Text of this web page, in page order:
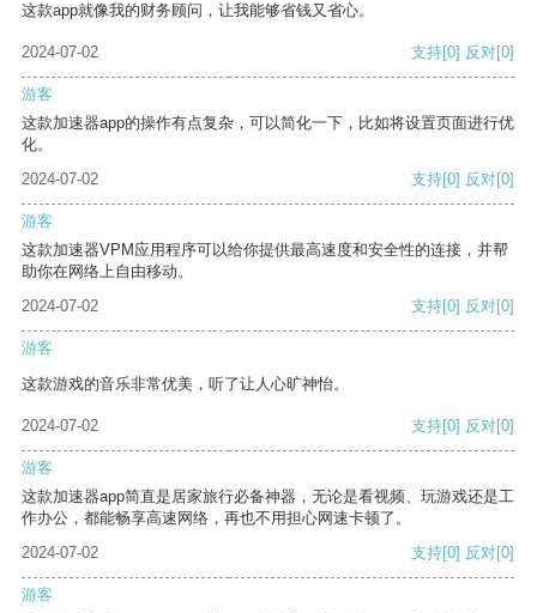
这款app就像我的财务顾问，让我能够省钱又省心。
2024-07-02 支持[0] 反对[0]
游客
这款加速器app的操作有点复杂，可以简化一下，比如将设置页面进行优
化。
2024-07-02
支持[0] 反对[0]
游客
这款加速器VPM应用程序可以给你提供最高速度和安全性的连接，并帮
助你在网络上自由移动。
2024-07-02
支持[0] 反对[0]
游客
这款游戏的音乐非常优美，听了让人心旷神怡。
2024-07-02 支持[0] 反对[0]
游客
这款加速器app简直是居家旅行必备神器，无论是看视频、玩游戏还是工
作办公，都能畅享高速网络，再也不用担心网速卡顿了。
2024-07-02
支持[0] 反对[0]
游客